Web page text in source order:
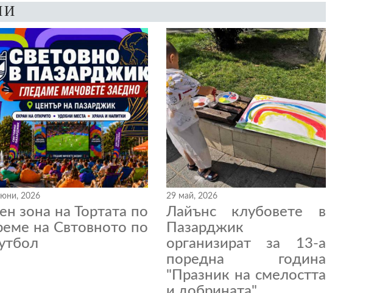
2026
зона на Тортата по
на Свтовното по
29 май, 2026
Лайънс клубовете в
Пазарджик
организират за 13-а
поредна година
"Празник на смелостта